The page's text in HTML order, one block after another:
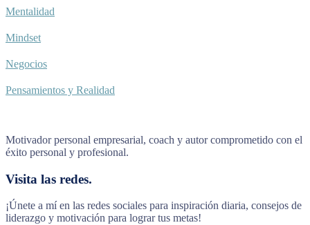
Mentalidad
Mindset
Negocios
Pensamientos y Realidad
Motivador personal empresarial, coach y autor comprometido con el
éxito personal y profesional.
Visita las redes.
¡Únete a mí en las redes sociales para inspiración diaria, consejos de
liderazgo y motivación para lograr tus metas!